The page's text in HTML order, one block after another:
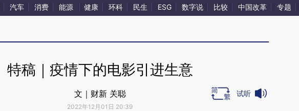
汽车 消费 能源 健康 环科 民生 ESG 数字说 比较 中国改革 专题
特稿｜疫情下的电影引进生意
文｜财新 关聪
2022年12月01日 20:39
试听